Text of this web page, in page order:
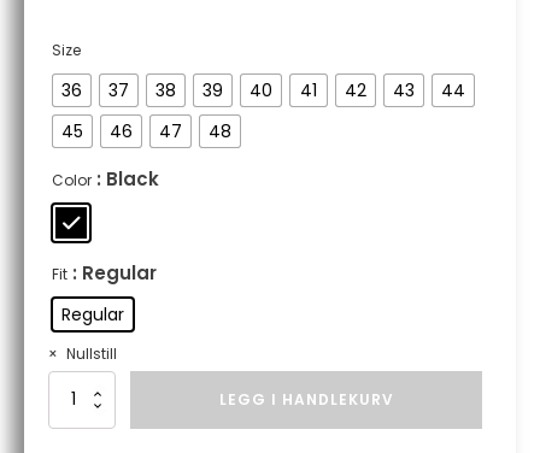
Size
36 37 38 39 40 41 42 43
44
45
46 47 48
Color : Black
Fit : Regular
Regular
Nullstill
Komodo
LEGG I HANDLEKURV